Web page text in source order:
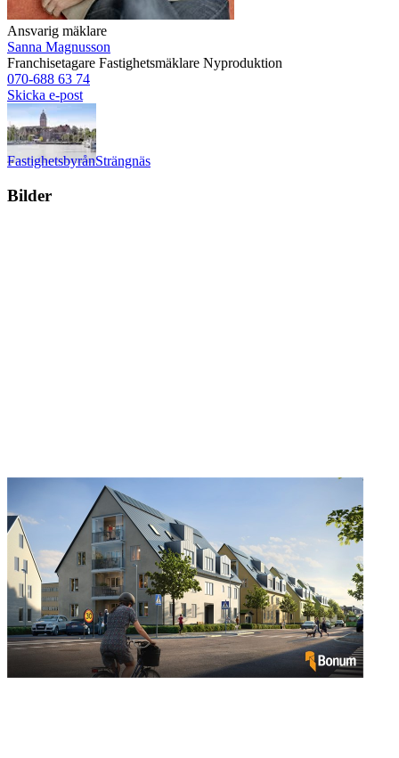
Ansvarig mäklare
Sanna Magnusson
Franchisetagare Fastighetsmäklare Nyproduktion
070-688 63 74
Skicka e-post
FastighetsbyrånSträngnäs
Bilder